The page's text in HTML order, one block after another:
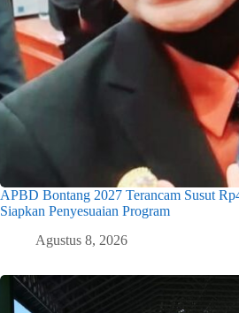
APBD Bontang 2027 Terancam Susut
Siapkan Penyesuaian Program
Agustus 8, 2026